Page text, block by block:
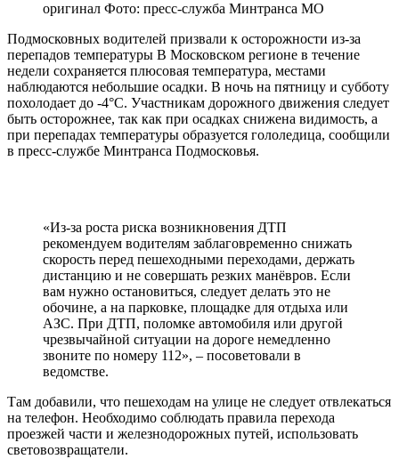
оригинал Фото: пресс-служба Минтранса МО
Подмосковных водителей призвали к осторожности из-за
перепадов температуры В Московском регионе в течение
недели сохраняется плюсовая температура, местами
наблюдаются небольшие осадки. В ночь на пятницу и субботу
похолодает до -4°С. Участникам дорожного движения следует
быть осторожнее, так как при осадках снижена видимость, а
при перепадах температуры образуется гололедица, сообщили
в пресс-службе Минтранса Подмосковья.
«Из-за роста риска возникновения ДТП
рекомендуем водителям заблаговременно снижать
скорость перед пешеходными переходами, держать
дистанцию и не совершать резких манёвров. Если
вам нужно остановиться, следует делать это не
обочине, а на парковке, площадке для отдыха или
АЗС. При ДТП, поломке автомобиля или другой
чрезвычайной ситуации на дороге немедленно
звоните по номеру 112», – посоветовали в
ведомстве.
Там добавили, что пешеходам на улице не следует отвлекаться
на телефон. Необходимо соблюдать правила перехода
проезжей части и железнодорожных путей, использовать
световозвращатели.